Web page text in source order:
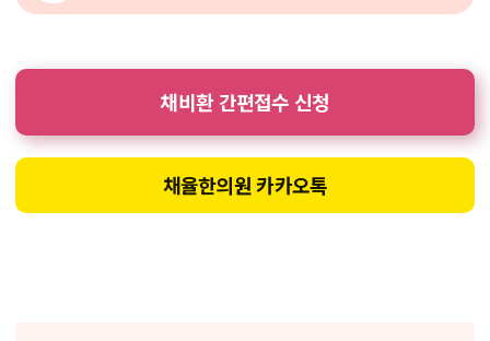
채비환 간편접수 신청
채율한의원 카카오톡